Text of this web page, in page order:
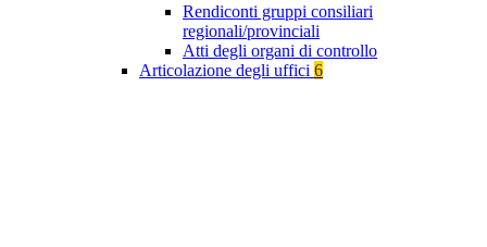
Rendiconti gruppi consiliari
regionali/provinciali
Atti degli organi di controllo
Articolazione degli uffici 6